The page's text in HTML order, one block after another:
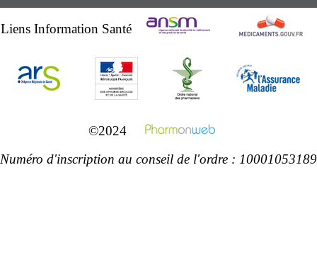
Liens Information Santé
©2024
Numéro d'inscription au conseil de l'ordre : 10001053189